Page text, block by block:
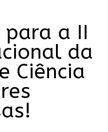
para a II
da
Ciência